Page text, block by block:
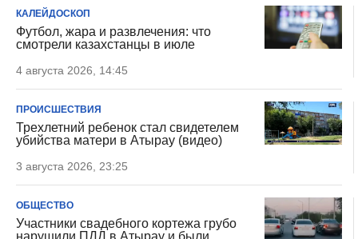
КАЛЕЙДОСКОП
Футбол, жара и развлечения: что
смотрели казахстанцы в июле
4 августа 2026, 14:45
ПРОИСШЕСТВИЯ
Трехлетний ребенок стал свидетелем
убийства матери в Атырау (видео)
3 августа 2026, 23:25
ОБЩЕСТВО
Участники свадебного кортежа грубо
нарушили ПДД в Атырау и были